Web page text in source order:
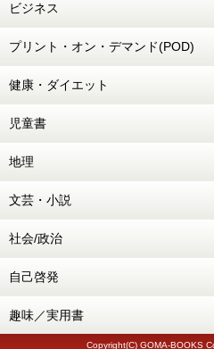
ビジネス
プリント・オン・デマンド(POD)
健康・ダイエット
児童書
地理
文芸・小説
社会/政治
自己啓発
趣味／実用書
Copyright(C) GOMA-BOOKS